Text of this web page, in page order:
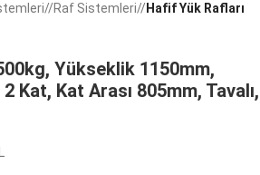
/ Raf Sistemleri/ Hafif Yük Rafları
Yükseklik 1150mm,
Kat, Kat Arası 805mm, Tavalı,